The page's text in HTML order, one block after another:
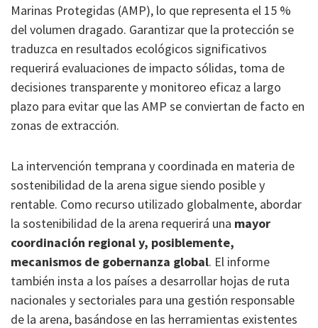
Marinas Protegidas (AMP), lo que representa el 15 %
del volumen dragado. Garantizar que la protección se
traduzca en resultados ecológicos significativos
requerirá evaluaciones de impacto sólidas, toma de
decisiones transparente y monitoreo eficaz a largo
plazo para evitar que las AMP se conviertan de facto en
zonas de extracción.
La intervención temprana y coordinada en materia de
sostenibilidad de la arena sigue siendo posible y
rentable. Como recurso utilizado globalmente, abordar
la sostenibilidad de la arena requerirá una mayor
coordinación regionaly, posiblemente,
mecanismos de gobernanza global. El informe
también insta a los países a desarrollar hojas de ruta
nacionales y sectoriales para una gestión responsable
de la arena, basándose en las herramientas existentes